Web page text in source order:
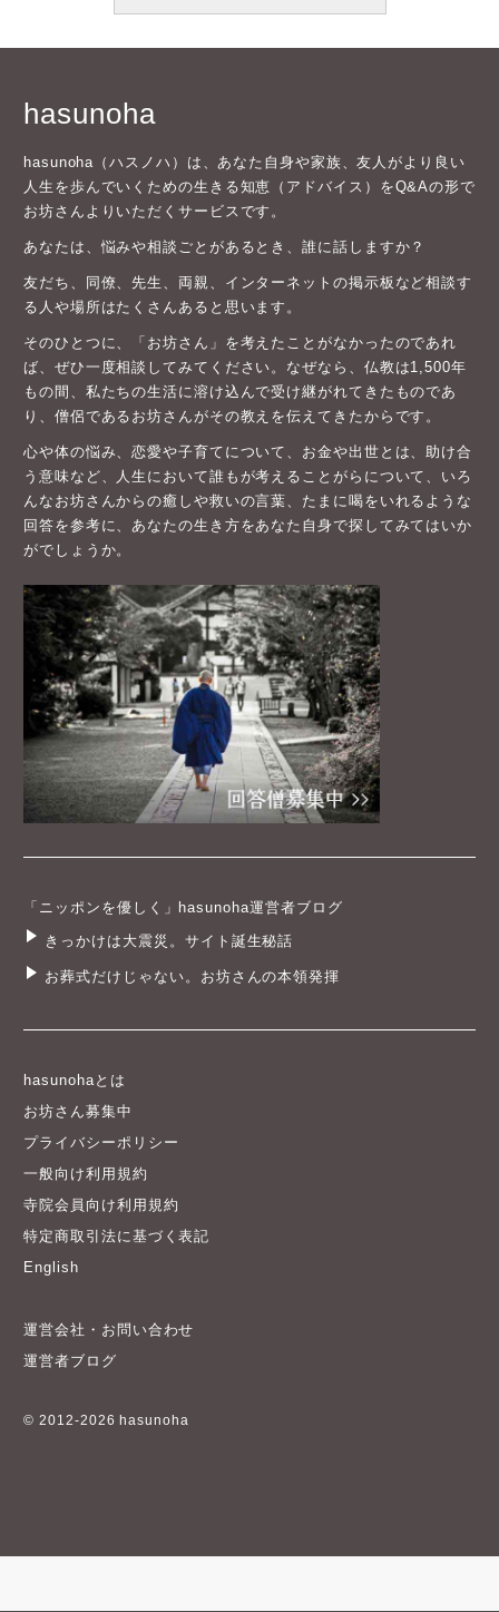
hasunoha
hasunoha（ハスノハ）は、あなた自身や家族、友人がより良い
人生を歩んでいくための生きる知恵（アドバイス）をQ&Aの形で
お坊さんよりいただくサービスです。
あなたは、悩みや相談ごとがあるとき、誰に話しますか？
友だち、同僚、先生、両親、インターネットの掲示板など相談す
る人や場所はたくさんあると思います。
そのひとつに、「お坊さん」を考えたことがなかったのであれ
ば、ぜひ一度相談してみてください。なぜなら、仏教は1,500年
もの間、私たちの生活に溶け込んで受け継がれてきたものであ
り、僧侶であるお坊さんがその教えを伝えてきたからです。
心や体の悩み、恋愛や子育てについて、お金や出世とは、助け合
う意味など、人生において誰もが考えることがらについて、いろ
んなお坊さんからの癒しや救いの言葉、たまに喝をいれるような
回答を参考に、あなたの生き方をあなた自身で探してみてはいか
がでしょうか。
「ニッポンを優しく」hasunoha運営者ブログ
きっかけは大震災。サイト誕生秘話
お葬式だけじゃない。お坊さんの本領発揮
hasunohaとは
お坊さん募集中
プライバシーポリシー
一般向け利用規約
寺院会員向け利用規約
特定商取引法に基づく表記
English
運営会社・お問い合わせ
運営者ブログ
© 2012-2026 hasunoha